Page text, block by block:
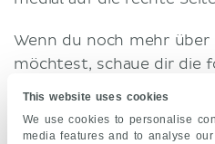
This website uses cookies
We use cookies to personalise
media features and to analyse
Wenn du noch mehr
möchtest, schaue dir die